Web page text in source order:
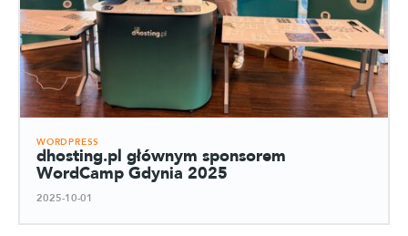
WORDPRESS
dhosting.pl głównym sponsorem
WordCamp Gdynia 2025
2025-10-01